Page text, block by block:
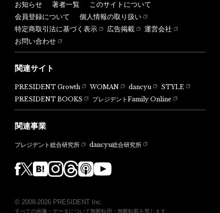
お知らせ 著者一覧
このサイトについて
会員登録について
個人情報の取り扱い
特定商取引法に基づく表示
広告掲載
運営会社
お問い合わせ
関連サイト
PRESIDENT Growth WOMAN dancyu
STYLE
PRESIDENT BOOKS
プレジデントFamily Online
関連事業
プレジデント総合研究所 dancyu総合研究所
© 2008-2026 PRESIDENT Inc.
すべての画像・データについて無断転用・無断転載を禁じます。